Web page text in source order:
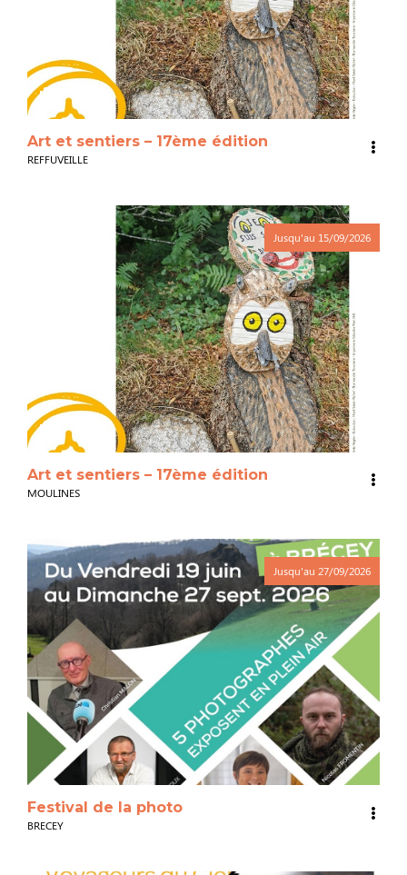
Art et sentiers – 17ème édition
REFFUVEILLE
Jusqu'au 15/09/2026
Art et sentiers – 17ème édition
MOULINES
Jusqu'au 27/09/2026
Festival de la photo
BRECEY